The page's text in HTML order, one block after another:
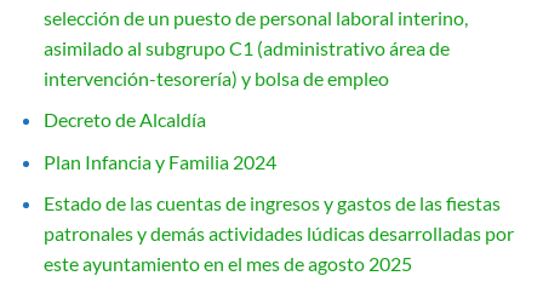
selección de un puesto de personal laboral interino,
asimilado al subgrupo C1 (administrativo área de
intervención-tesorería) y bolsa de empleo
Decreto de Alcaldía
Plan Infancia y Familia 2024
Estado de las cuentas de ingresos y gastos de las fiestas
patronales y demás actividades lúdicas desarrolladas por
este ayuntamiento en el mes de agosto 2025